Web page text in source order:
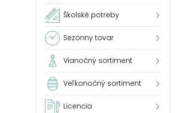
Školské potreby
Sezónny tovar
Vianočný sortiment
Veľkonočný sortiment
Licencia